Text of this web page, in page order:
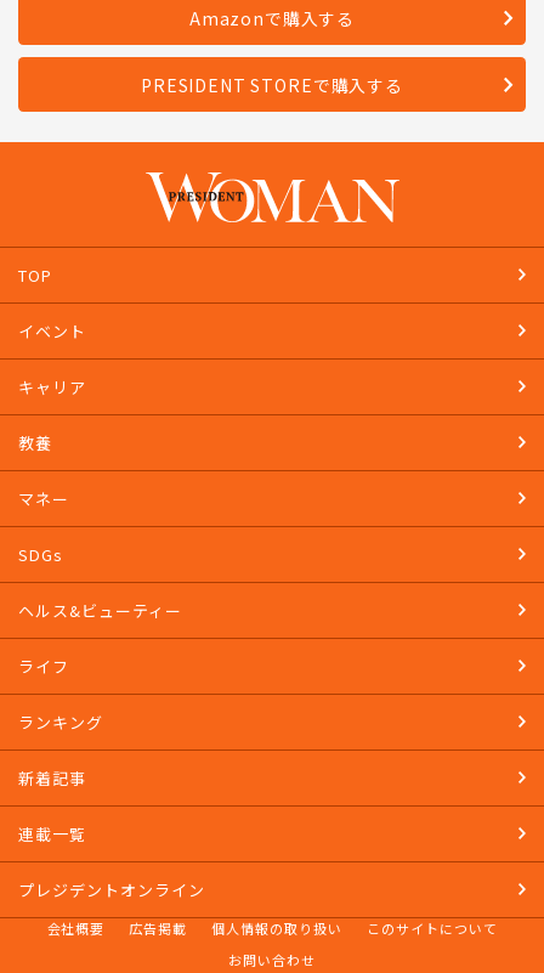
Amazonで購入する
PRESIDENT STOREで購入する
TOP
イベント
キャリア
教養
マネー
SDGs
ヘルス&ビューティー
ライフ
ランキング
新着記事
連載一覧
プレジデントオンライン
会社概要 広告掲載 個人情報の取り扱い
このサイトについて
お問い合わせ